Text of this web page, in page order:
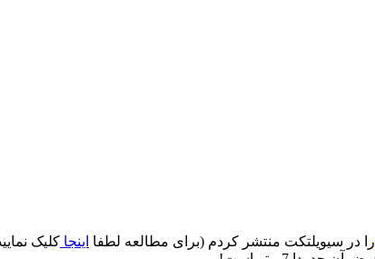
را در سیویلتکت منتشر کردم (برای مطالعه لطفا اینجا